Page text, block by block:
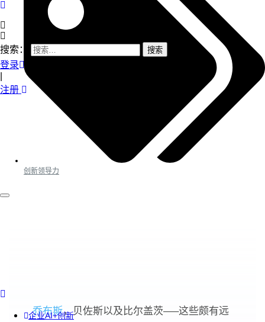
搜索：
登录
注册
企业AI+创新
创新领导力
乔布斯，贝佐斯以及比尔盖茨—–这些颇有远